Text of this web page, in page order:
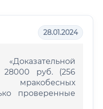
28.01.2024
28000 руб. (256
мракобесных
проверенные